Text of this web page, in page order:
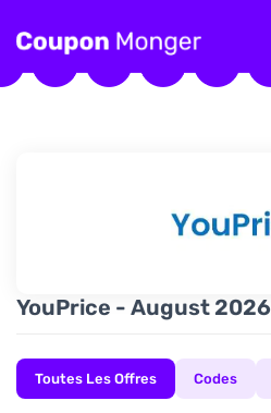
YouPrice - August 2026
Toutes Les Offres Codes